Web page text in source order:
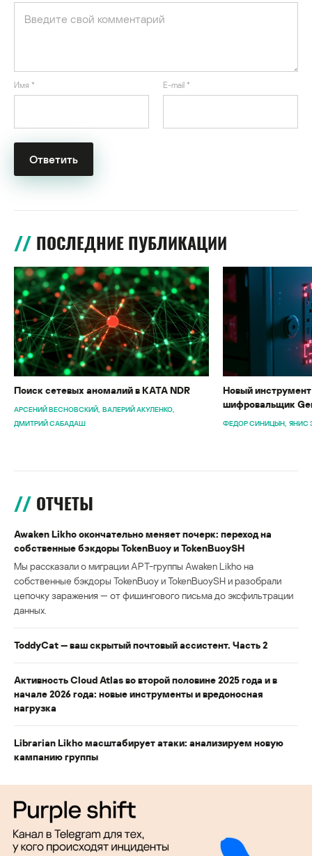
Имя * E-mail *
ПОСЛЕДНИЕ ПУБЛИКАЦИИ
Поиск сетевых аномалий в KATA NDR
АРСЕНИЙ ВЕСНОВСКИЙ ВАЛЕРИЙ АКУЛЕНКО
ДМИТРИЙ САБАДАШ
Новый
шифровальщик
ФЕДОР СИНИЦЫН ЯНИС
ОТЧЕТЫ
Awaken Likho окончательно меняет почерк: переход на
собственные бэкдоры TokenBuoy и TokenBuoySH
Мы рассказали о миграции APT-группы Awaken Likho на
собственные бэкдоры TokenBuoy и TokenBuoySH и разобрали
цепочку заражения — от фишингового письма до эксфильтрации
данных.
ToddyCat — ваш скрытый почтовый ассистент. Часть 2
Активность Cloud Atlas во второй половине 2025 года и в
начале 2026 года: новые инструменты и вредоносная
нагрузка
Librarian Likho масштабирует атаки: анализируем новую
кампанию группы